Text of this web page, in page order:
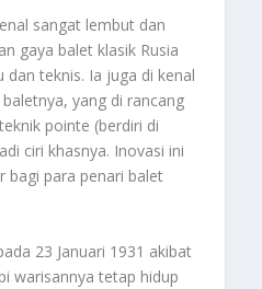
sangat lembut dan
gaya balet klasik Rusia
dan teknis. Ia juga di kenal
yang di rancang
pointe (berdiri di
ciri khasnya. Inovasi ini
bagi para penari balet
23 Januari 1931 akibat
warisannya tetap hidup